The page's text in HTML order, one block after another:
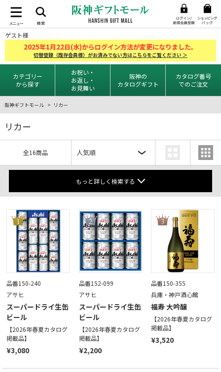
ゲスト様
2025年1月22日(水)からログイン方法が変更になりました。
切替登録（既存会員様）がお済みでない方はこちらをご覧ください ＞
カテゴリー
から探す
お祝い・
お返し・
お見舞い
阪神の
カタログギフト
カタログ番号
でのご注文
阪神ギフトモール リカー
リカー
全16商品
もっと詳しく検索する
品番150-240
アサヒ
スーパードライ生缶
ビール
【2026年春夏カタログ
掲載品】
¥3,080
品番152-099
アサヒ
スーパードライ生缶
ビール
【2026年春夏カタログ
掲載品】
¥2,200
品番150-355
兵庫・神戸酒心館
福寿 大吟醸
【2026年春夏カタログ
掲載品】
¥3,520